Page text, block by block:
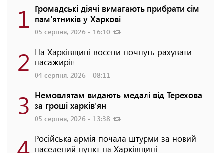
1 Громадські діячі вимагають прибрати сім
пам'ятників у Харкові
05 серпня, 2026 - 16:10
2 На Харківщині восени почнуть рахувати
пасажирів
04 серпня, 2026 - 08:11
3 Немовлятам видають медалі від Терехова
за гроші харків'ян
05 серпня, 2026 - 13:38
Російська армія почала штурми за новий
населений пункт на Харківщині